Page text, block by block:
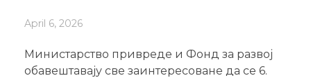
April 6, 2026
Министарство привреде и Фонд за развој
обавештавају све заинтересоване да се 6.